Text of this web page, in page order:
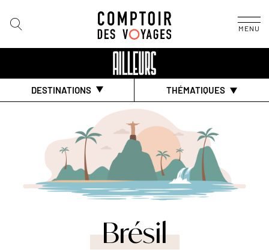
MENU
DESTINATIONS THÉMATIQUES
Brésil